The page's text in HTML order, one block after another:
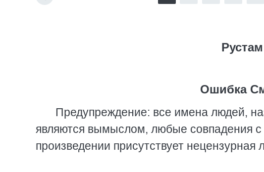
Ошибка
Предупреждение: все имена людей,
являются вымыслом, любые совпадения
произведении присутствует нецензурная